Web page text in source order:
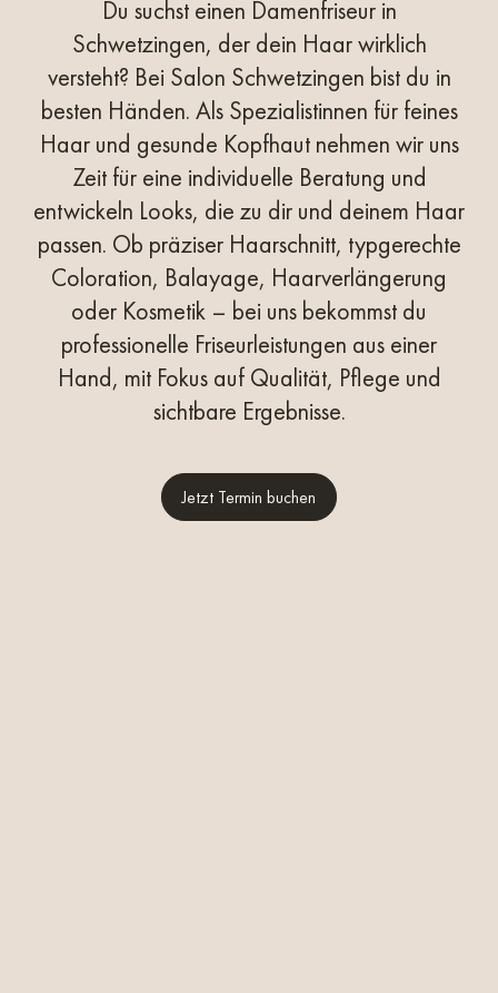
Du suchst einen Damenfriseur in
Schwetzingen, der dein Haar wirklich
versteht? Bei Salon Schwetzingen bist du in
besten Händen. Als Spezialistinnen für feines
Haar und gesunde Kopfhaut nehmen wir uns
Zeit für eine individuelle Beratung und
entwickeln Looks, die zu dir und deinem Haar
passen. Ob präziser Haarschnitt, typgerechte
Coloration, Balayage, Haarverlängerung
oder Kosmetik – bei uns bekommst du
professionelle Friseurleistungen aus einer
Hand, mit Fokus auf Qualität, Pflege und
sichtbare Ergebnisse.
Jetzt Termin buchen